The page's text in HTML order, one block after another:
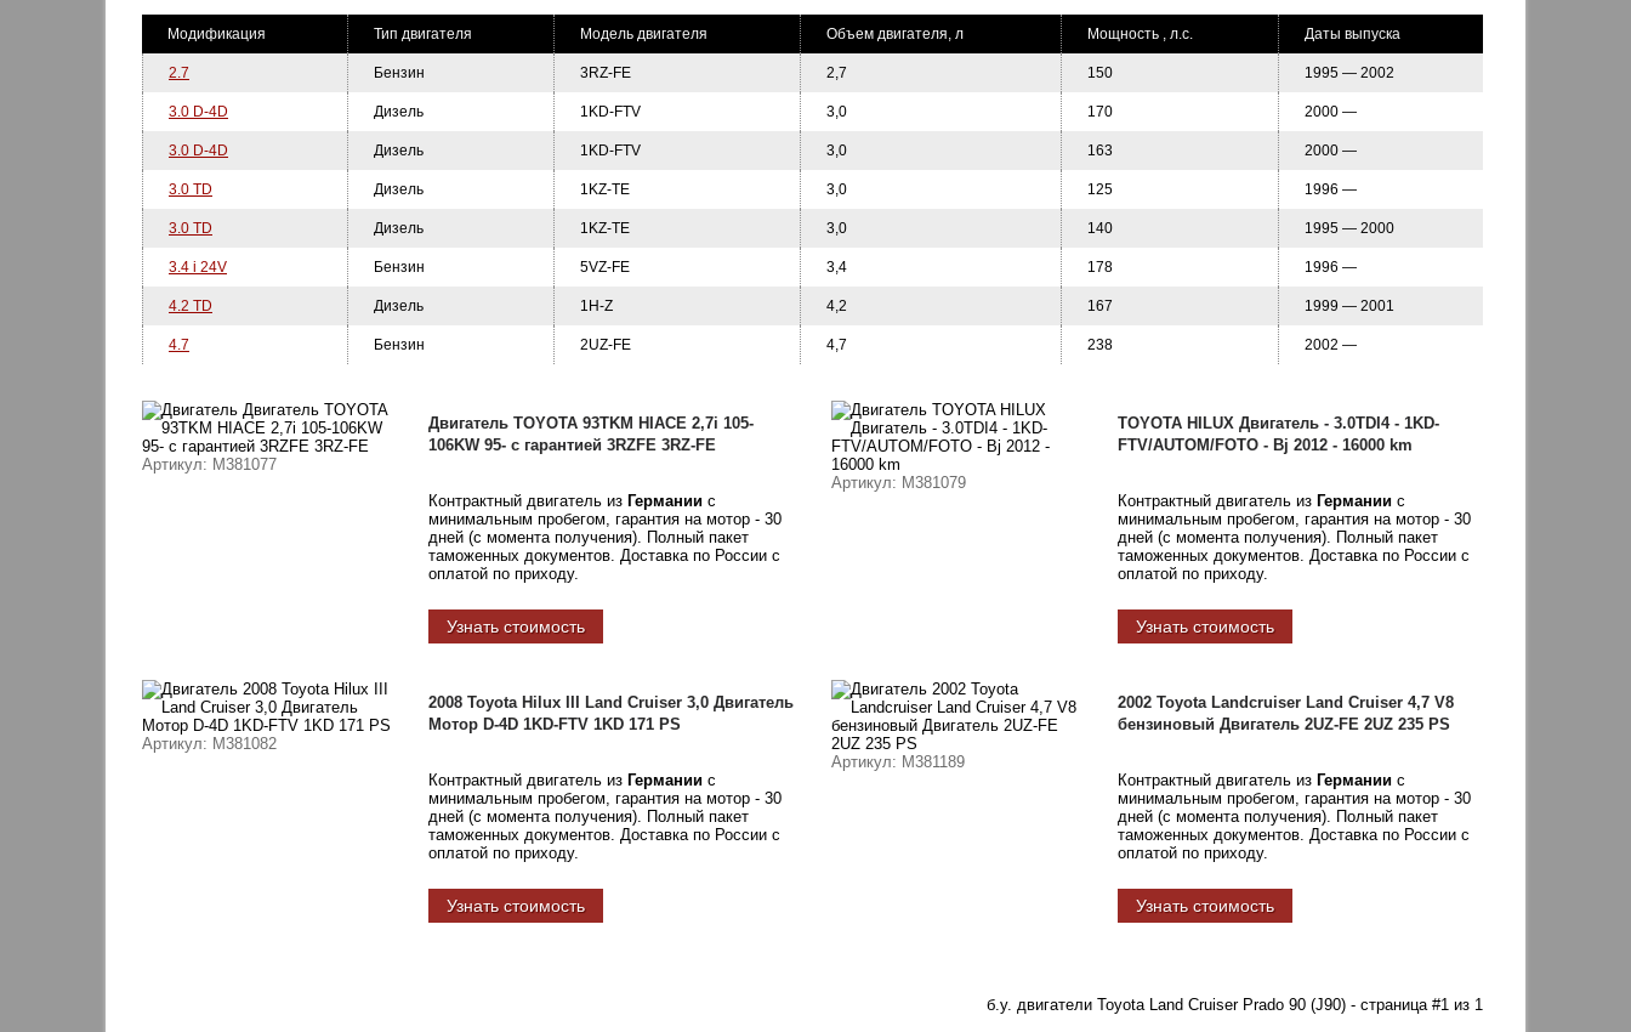
Модификация Тип двигателя Модель двигателя Объем двигателя, л Мощность , л.с. Даты выпуска
2.7 Бензин 3RZ-FE 2,7 150 1995 — 2002
3.0 D-4D Дизель 1KD-FTV 3,0 170 2000 —
3.0 D-4D Дизель 1KD-FTV 3,0 163 2000 —
3.0 TD Дизель 1KZ-TE 3,0 125 1996 —
3.0 TD Дизель 1KZ-TE 3,0 140 1995 — 2000
3.4 i 24V Бензин 5VZ-FE 3,4 178 1996 —
4.2 TD Дизель 1H-Z 4,2 167 1999 — 2001
4.7 Бензин 2UZ-FE 4,7 238 2002 —
Артикул: M381077
Двигатель TOYOTA 93TKM HIACE 2,7i 105-
106KW 95- с гарантией 3RZFE 3RZ-FE
Контрактный двигатель из Германии с
минимальным пробегом, гарантия на мотор - 30
дней (с момента получения). Полный пакет
таможенных документов. Доставка по России с
оплатой по приходу.
Узнать стоимость
Артикул: M381079
TOYOTA HILUX Двигатель - 3.0TDI4 - 1KD-
FTV/AUTOM/FOTO - Bj 2012 - 16000 km
Контрактный двигатель из Германиис
минимальным пробегом, гарантия на мотор - 30
дней (с момента получения). Полный пакет
таможенных документов. Доставка по России с
оплатой по приходу.
Узнать стоимость
Артикул: M381082
2008 Toyota Hilux III Land Cruiser 3,0 Двигатель
Мотор D-4D 1KD-FTV 1KD 171 PS
Контрактный двигатель из Германии с
минимальным пробегом, гарантия на мотор - 30
дней (с момента получения). Полный пакет
таможенных документов. Доставка по России с
оплатой по приходу.
Узнать стоимость
Артикул: M381189
2002 Toyota Landcruiser Land Cruiser 4,7 V8
бензиновый Двигатель 2UZ-FE 2UZ 235 PS
Контрактный двигатель из Германиис
минимальным пробегом, гарантия на мотор - 30
дней (с момента получения). Полный пакет
таможенных документов. Доставка по России с
оплатой по приходу.
Узнать стоимость
б.у. двигатели Toyota Land Cruiser Prado 90 (J90) - страница #1 из 1